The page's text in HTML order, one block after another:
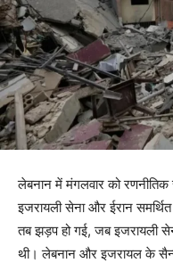
लेबनान में मंगलवार को
इजरायली सेना और ईरान
तब झड़प हो गई, जब इजरायली
थी। लेबनान और इजरायल के सैन्य